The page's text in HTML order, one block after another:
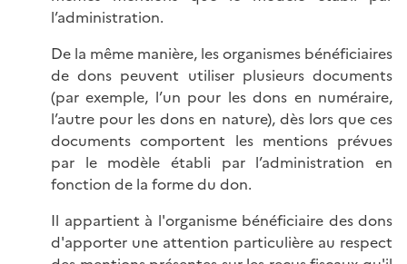
l’administration.
De la même manière, les organismes bénéficiaires
de dons peuvent utiliser plusieurs documents
(par exemple, l’un pour les dons en numéraire,
l’autre pour les dons en nature), dès lors que ces
documents comportent les mentions prévues
par le modèle établi par l’administration en
fonction de la forme du don.
Il appartient à l'organisme bénéficiaire des dons
d'apporter une attention particulière au respect